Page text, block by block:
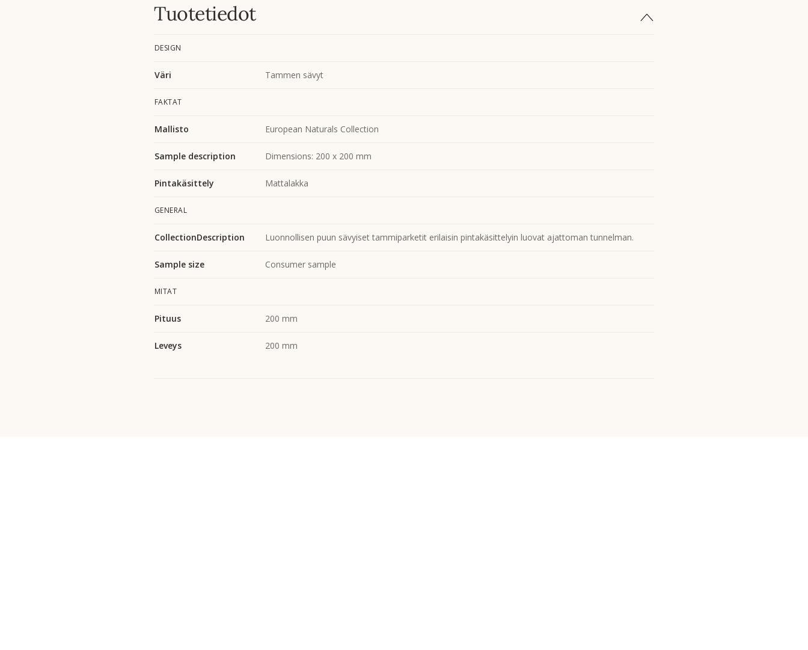
Tuotetiedot
DESIGN
Väri Tammen sävyt
FAKTAT
Mallisto European Naturals Collection
Sample description Dimensions: 200 x 200 mm
Pintakäsittely Mattalakka
GENERAL
CollectionDescription Luonnollisen puun sävyiset tammiparketit erilaisin pintakäsittelyin luovat ajattoman tunnelman.
Sample size Consumer sample
MITAT
Pituus 200 mm
Leveys 200 mm